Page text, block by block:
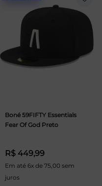
Boné 59FIFTY Essentials
Fear Of God Preto
R$ 449,99
Em até 6x de 75,00 sem
juros